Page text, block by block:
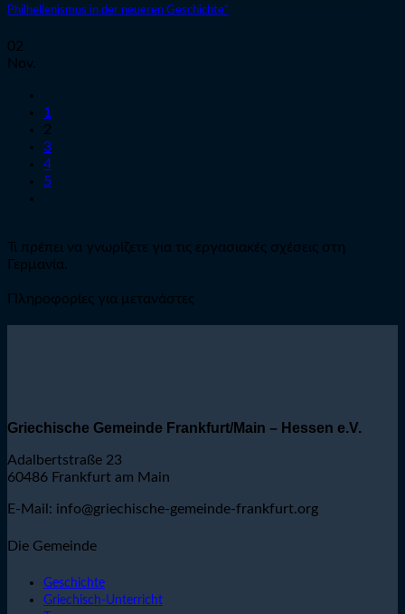
Philhellenismus in der neueren Geschichte“
02
Nov.
1
2
3
4
5
Τι πρέπει να γνωρίζετε για τις εργασιακές σχέσεις στη
Γερμανία.
Πληροφορίες για μετανάστες
Griechische Gemeinde Frankfurt/Main – Hessen e.V.
Adalbertstraße 23
60486 Frankfurt am Main
E-Mail: info@griechische-gemeinde-frankfurt.org
Die Gemeinde
Geschichte
Griechisch-Unterricht